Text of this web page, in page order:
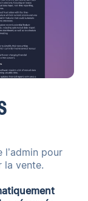
l’admin pour
la vente.